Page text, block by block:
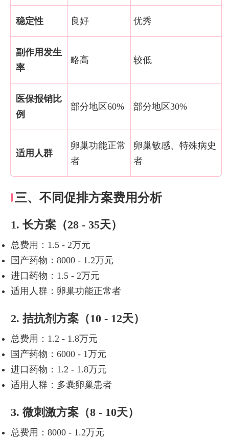
稳定性 良好 优秀
副作用发生
率
略高 较低
医保报销比
例
部分地区60% 部分地区30%
适用人群
卵巢功能正常
者
卵巢敏感、特殊病史
者
三、不同促排方案费用分析
1. 长方案（28 - 35天）
总费用：1.5 - 2万元
国产药物：8000 - 1.2万元
进口药物：1.5 - 2万元
适用人群：卵巢功能正常者
2. 拮抗剂方案（10 - 12天）
总费用：1.2 - 1.8万元
国产药物：6000 - 1万元
进口药物：1.2 - 1.8万元
适用人群：多囊卵巢患者
3. 微刺激方案（8 - 10天）
总费用：8000 - 1.2万元